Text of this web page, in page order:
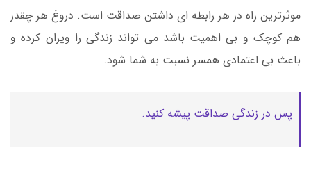
موثرترین راه در هر رابطه ای داشتن صداقت است. دروغ هر چقدر
هم کوچک و بی اهمیت باشد می تواند زندگی را ویران کرده و
باعث بی اعتمادی همسر نسبت به شما شود.
پس در زندگی صداقت پیشه کنید.